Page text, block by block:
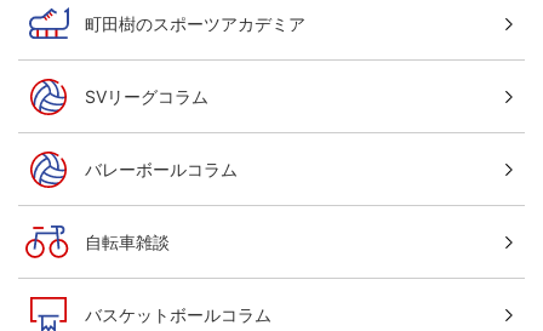
町田樹のスポーツアカデミア
SVリーグコラム
バレーボールコラム
自転車雑談
バスケットボールコラム